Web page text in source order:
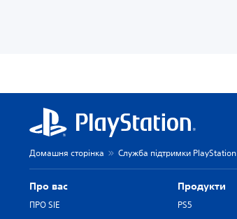
Домашня сторінка Служба підтримки PlayStation
Про вас
ПРО SIE
Продукти
PS5